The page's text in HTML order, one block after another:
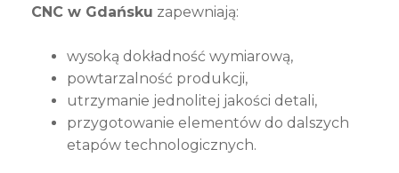
CNC w Gdańsku zapewniają:
wysoką dokładność wymiarową,
powtarzalność produkcji,
utrzymanie jednolitej jakości detali,
przygotowanie elementów do dalszych
etapów technologicznych.